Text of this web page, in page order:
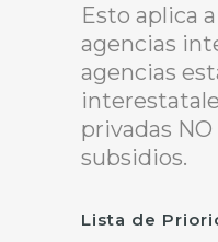
Esto aplica
agencias
agencias
privadas
subsidios.
Lista de